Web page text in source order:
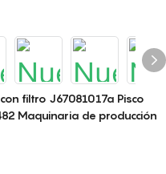
filtro J67081017a Pisco
Maquinaria de producción